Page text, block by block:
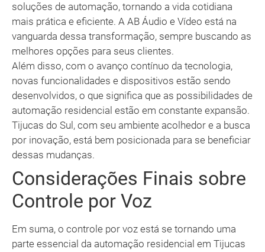
soluções de automação, tornando a vida cotidiana
mais prática e eficiente. A AB Áudio e Vídeo está na
vanguarda dessa transformação, sempre buscando as
melhores opções para seus clientes.
Além disso, com o avanço contínuo da tecnologia,
novas funcionalidades e dispositivos estão sendo
desenvolvidos, o que significa que as possibilidades de
automação residencial estão em constante expansão.
Tijucas do Sul, com seu ambiente acolhedor e a busca
por inovação, está bem posicionada para se beneficiar
dessas mudanças.
Considerações Finais sobre
Controle por Voz
Em suma, o controle por voz está se tornando uma
parte essencial da automação residencial em Tijucas